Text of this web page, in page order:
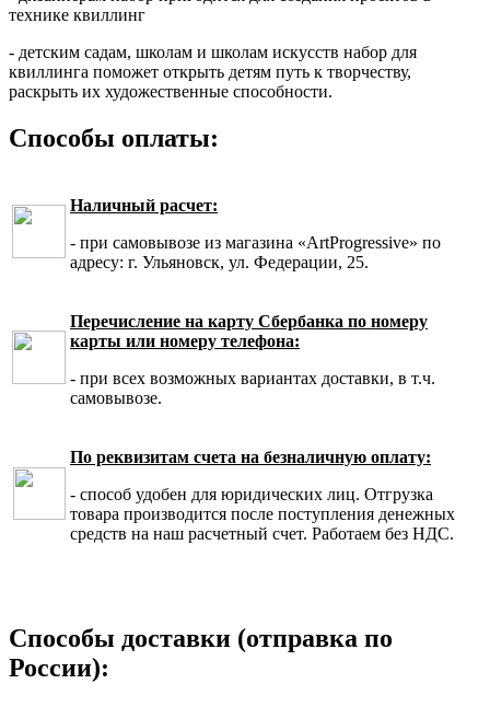
технике квиллинг
- детским садам, школам и школам искусств набор для
квиллинга поможет открыть детям путь к творчеству,
раскрыть их художественные способности.
Способы оплаты:
Наличный расчет:
- при самовывозе из магазина «ArtProgressive» по
адресу: г. Ульяновск, ул. Федерации, 25.
Перечисление на карту Сбербанка по номеру
карты или номеру телефона:
- при всех возможных вариантах доставки, в т.ч.
самовывозе.
По реквизитам счета на безналичную оплату:
- способ удобен для юридических лиц. Отгрузка
товара производится после поступления денежных
средств на наш расчетный счет. Работаем без НДС.
Способы доставки (отправка по
России):